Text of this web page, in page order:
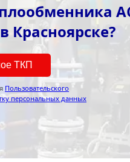
ТКП
Пользовательского
персональных данных